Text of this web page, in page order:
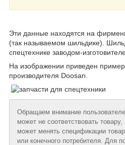
Эти данные находятся на
(так называемом шильдике).
спецтехнике заводом-
На изображении приведен пример
производителя Doosan.
Обращаем внимание
может не соответствовать
может менять спецификации
или конечного потребителя. Для